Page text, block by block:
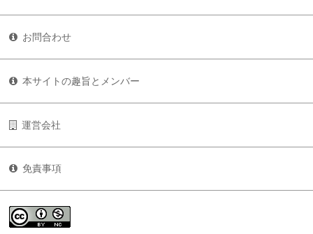
お問合わせ
本サイトの趣旨とメンバー
運営会社
免責事項